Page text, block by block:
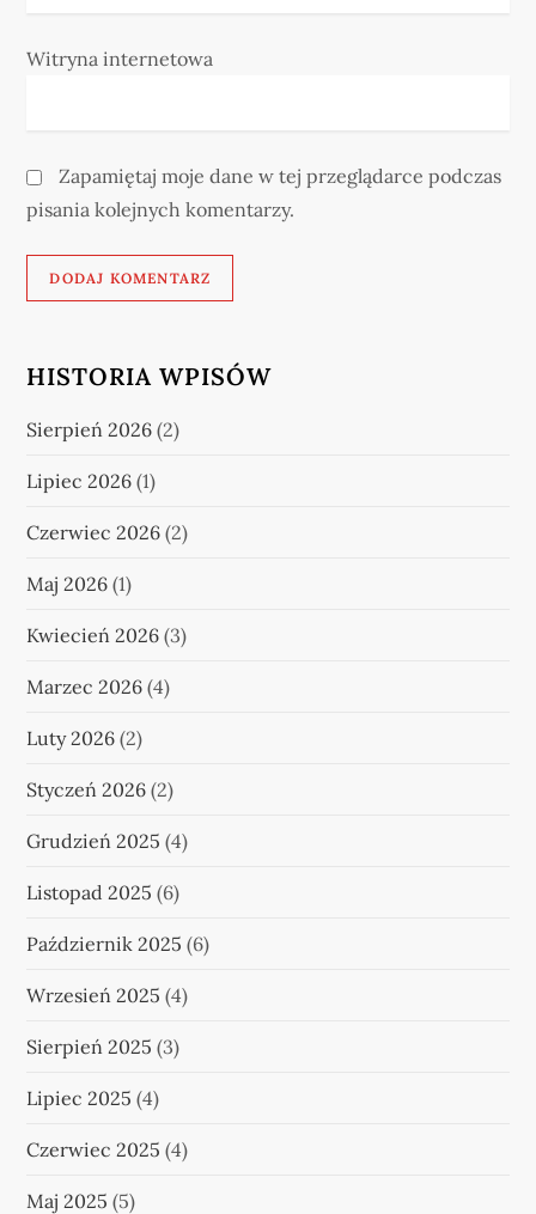
Witryna internetowa
Zapamiętaj moje dane w tej przeglądarce podczas
pisania kolejnych komentarzy.
HISTORIA WPISÓW
Sierpień 2026 (2)
Lipiec 2026 (1)
Czerwiec 2026 (2)
Maj 2026 (1)
Kwiecień 2026 (3)
Marzec 2026 (4)
Luty 2026 (2)
Styczeń 2026 (2)
Grudzień 2025 (4)
Listopad 2025 (6)
Październik 2025 (6)
Wrzesień 2025 (4)
Sierpień 2025 (3)
Lipiec 2025 (4)
Czerwiec 2025 (4)
Maj 2025 (5)